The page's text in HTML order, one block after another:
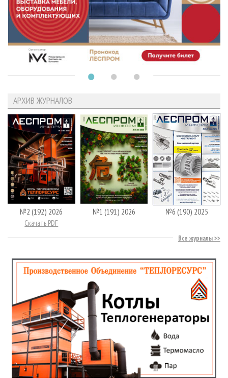
АРХИВ ЖУРНАЛОВ
№2 (192) 2026
Скачать PDF
№1 (191) 2026 №6 (190) 2025
Все журналы